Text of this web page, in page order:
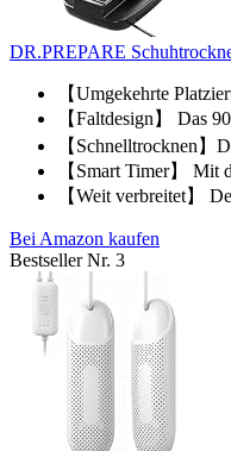
DR.PREPARE
【Umgekehrte
【Faltdesign】 Das
【Schnelltrocknen】
【Smart Timer】 Mit
【Weit verbreitet】
Bei Amazon kaufen
Bestseller Nr. 3